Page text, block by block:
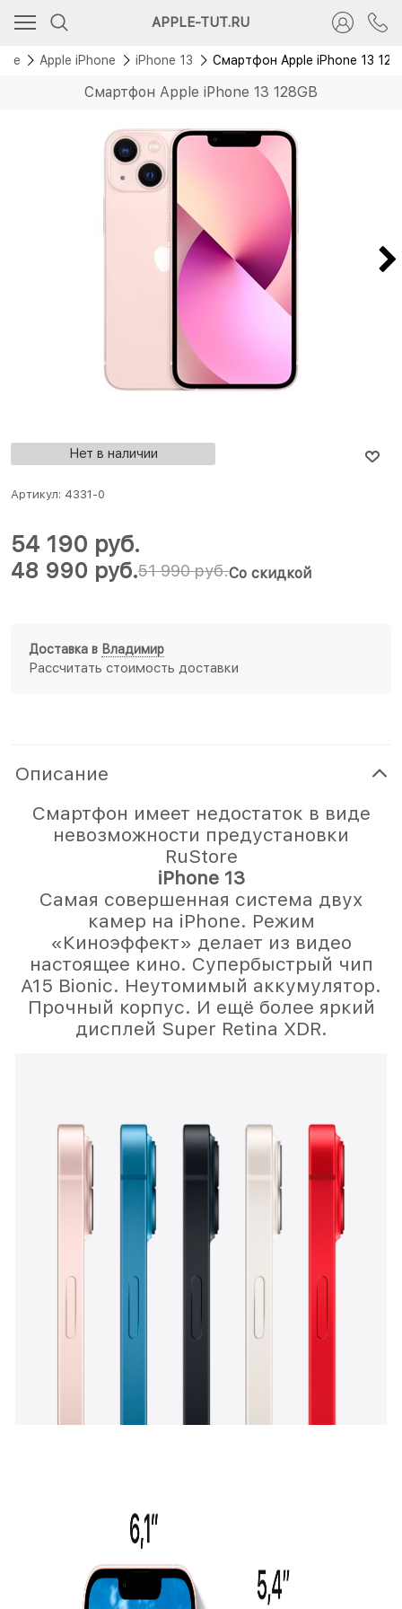
APPLE-TUT.RU
Apple iPhone iPhone 13 Смартфон Apple iPhone 13
Смартфон Apple iPhone 13 128GB
Скидка 3 000 руб.
Без RuStore
Нет в наличии
Артикул: 4331-0
51 990 руб.
48 990 руб. Со скидкой
54 190 руб.
Доставка в Владимир
Рассчитать стоимость доставки
Описание
Смартфон имеет недостаток в виде
невозможности предустановки
RuStore
iPhone 13
Самая совершенная система двух
камер на iPhone. Режим
«Киноэффект» делает из видео
настоящее кино. Супербыстрый чип
A15 Bionic. Неутомимый аккумулятор.
Прочный корпус. И ещё более яркий
дисплей Super Retina XDR.